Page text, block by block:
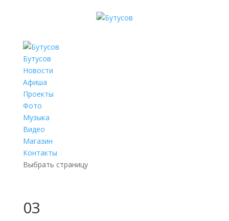
Бутусов
Новости
Афиша
Проекты
Фото
Музыка
Видео
Магазин
Контакты
Выбрать страницу
03